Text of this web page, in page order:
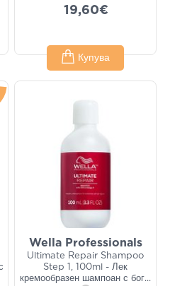
19,60€
Купува
Wella Professionals
Ultimate Repair Shampoo
Step 1, 100ml - Лек
кремообразен шампоан с бог...